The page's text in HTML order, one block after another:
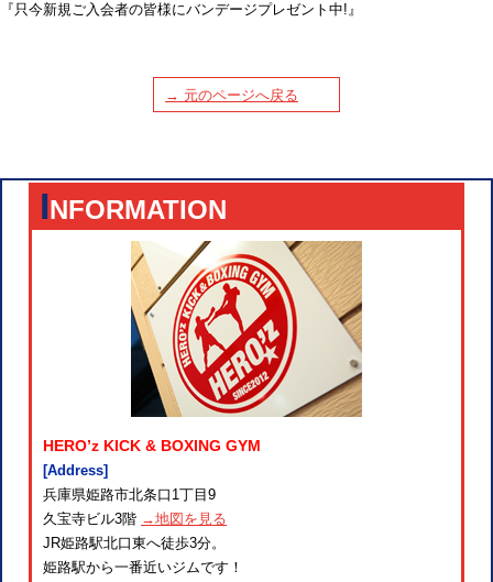
『只今新規ご入会者の皆様にバンデージプレゼント中!』
→ 元のページへ戻る
INFORMATION
HERO’z KICK & BOXING GYM
[Address]
兵庫県姫路市北条口1丁目9
久宝寺ビル3階 →地図を見る
JR姫路駅北口東へ徒歩3分。
姫路駅から一番近いジムです！